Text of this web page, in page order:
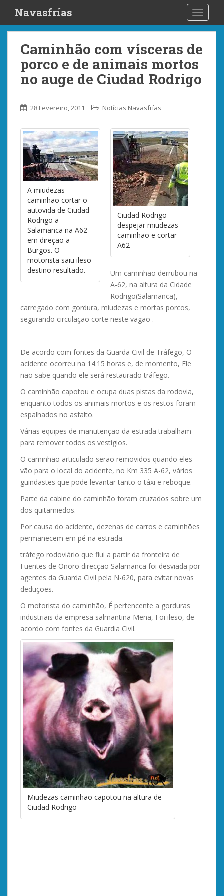
i
Navasfrías
Caminhão com vísceras de
porco e de animais mortos
no auge de Ciudad Rodrigo
28 Fevereiro, 2011 Notícias Navasfrías
A miudezas
caminhão cortar o
autovida de Ciudad
Rodrigo a
Salamanca na A62
em direção a
Burgos. O
motorista saiu ileso
destino resultado.
Ciudad Rodrigo
despejar miudezas
caminhão e cortar
A62
Um caminhão derrubou na
A-62, na altura da Cidade
Rodrigo(Salamanca),
carregado com gordura, miudezas e mortas porcos,
segurando circulação corte neste vagão .
De acordo com fontes da Guarda Civil de Tráfego, O
acidente ocorreu na 14.15 horas e, de momento, Ele
não sabe quando ele será restaurado tráfego.
O caminhão capotou e ocupa duas pistas da rodovia,
enquanto todos os animais mortos e os restos foram
espalhados no asfalto.
Várias equipes de manutenção da estrada trabalham
para remover todos os vestígios.
O caminhão articulado serão removidos quando eles
vão para o local do acidente, no Km 335 A-62, vários
guindastes que pode levantar tanto o táxi e reboque.
Parte da cabine do caminhão foram cruzados sobre um
dos quitamiedos.
Por causa do acidente, dezenas de carros e caminhões
permanecem em pé na estrada.
tráfego rodoviário que flui a partir da fronteira de
Fuentes de Oñoro direcção Salamanca foi desviada por
agentes da Guarda Civil pela N-620, para evitar novas
deduções.
O motorista do caminhão, É pertencente a gorduras
industriais da empresa salmantina Mena, Foi ileso, de
acordo com fontes da Guardia Civil.
Miudezas caminhão capotou na altura de
Ciudad Rodrigo